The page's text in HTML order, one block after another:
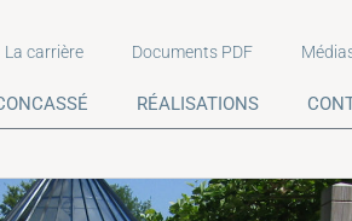
La carrière Documents PDF
RÉALISATIONS